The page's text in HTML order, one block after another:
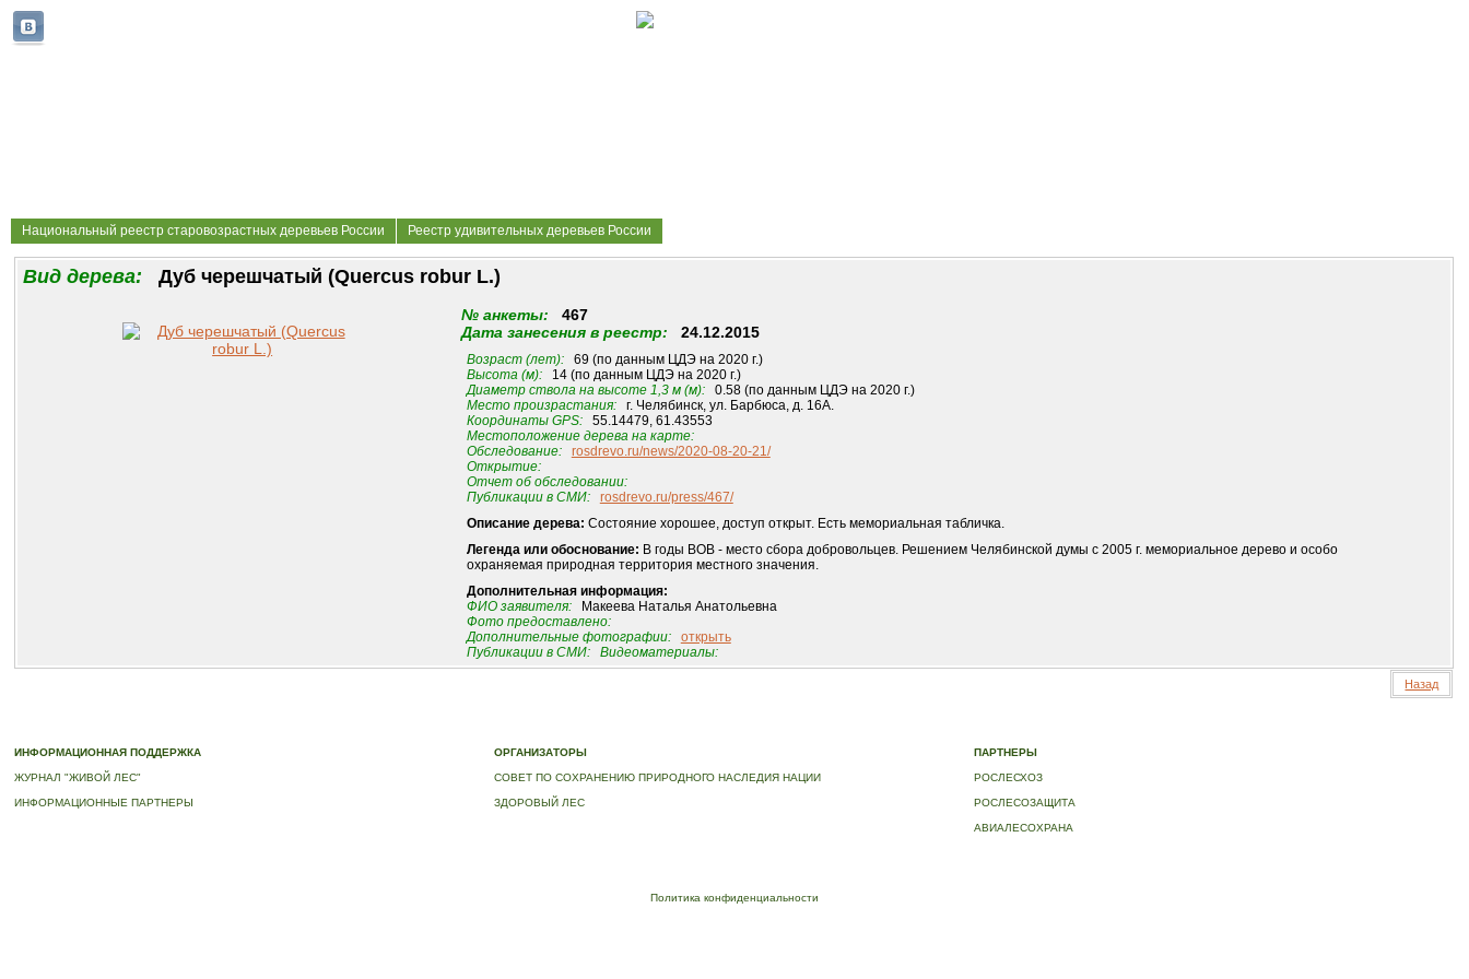
Национальный реестр старовозрастных деревьев России Реестр удивительных деревьев России
Вид дерева: Дуб черешчатый (Quercus robur L.)
№ анкеты: 467
Дата занесения в реестр: 24.12.2015
Возраст (лет):69 (по данным ЦДЭ на 2020 г.)
Высота (м):14 (по данным ЦДЭ на 2020 г.)
Диаметр ствола на высоте 1,3 м (м):0.58 (по данным ЦДЭ на 2020 г.)
Место произрастания:г. Челябинск, ул. Барбюса, д. 16А.
Координаты GPS:55.14479, 61.43553
Местоположение дерева на карте:
Обследование:
rosdrevo.ru/news/2020-08-20-21/
Открытие:
Отчет об обследовании:
Публикации в СМИ:
rosdrevo.ru/press/467/
Описание дерева: Состояние хорошее, доступ открыт. Есть мемориальная табличка.
Легенда или обоснование: В годы ВОВ - место сбора добровольцев. Решением Челябинской думы с 2005 г. мемориальное дерево и особо
охраняемая природная территория местного значения.
Дополнительная информация:
ФИО заявителя:Макеева Наталья Анатольевна
Фото предоставлено:
Дополнительные фотографии:
открыть
Публикации в СМИ:
Видеоматериалы:
Назад
ИНФОРМАЦИОННАЯ ПОДДЕРЖКА
ЖУРНАЛ "ЖИВОЙ ЛЕС"
ИНФОРМАЦИОННЫЕ ПАРТНЕРЫ
ОРГАНИЗАТОРЫ
СОВЕТ ПО СОХРАНЕНИЮ ПРИРОДНОГО НАСЛЕДИЯ НАЦИИ
ЗДОРОВЫЙ ЛЕС
ПАРТНЕРЫ
РОСЛЕСХОЗ
РОСЛЕСОЗАЩИТА
АВИАЛЕСОХРАНА
Политика конфиденциальности